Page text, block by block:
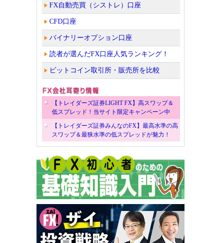
FX自動売買（シストレ）口座
CFD口座
バイナリーオプション口座
読者が選んだFX口座人気ランキング！
ビットコイン取引所・販売所を比較
【トレイダーズ証券LIGHT FX】高スワップ＆
低スプレッド！当サイト限定キャンペーン中
【トレイダーズ証券みんなのFX】最高水準の高
スワップ＆最狭水準の低スプレッドが魅力！